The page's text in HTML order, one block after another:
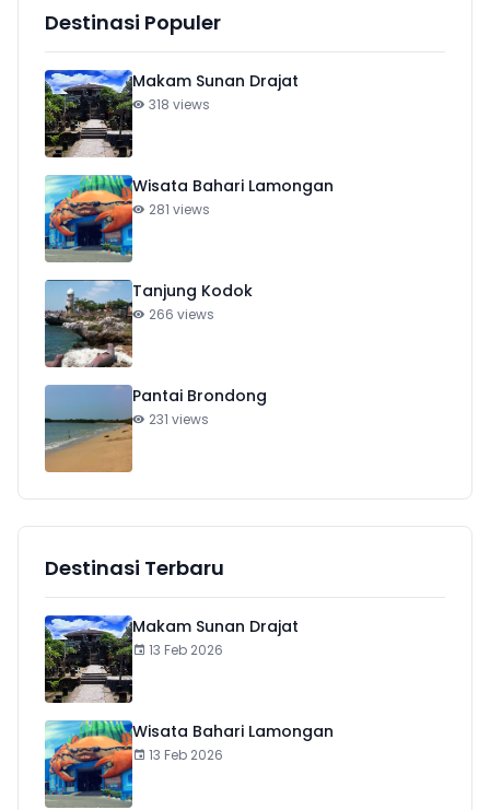
Destinasi Populer
Makam Sunan Drajat
318 views
Wisata Bahari Lamongan
281 views
Tanjung Kodok
266 views
Pantai Brondong
231 views
Destinasi Terbaru
Makam Sunan Drajat
13 Feb 2026
Wisata Bahari Lamongan
13 Feb 2026